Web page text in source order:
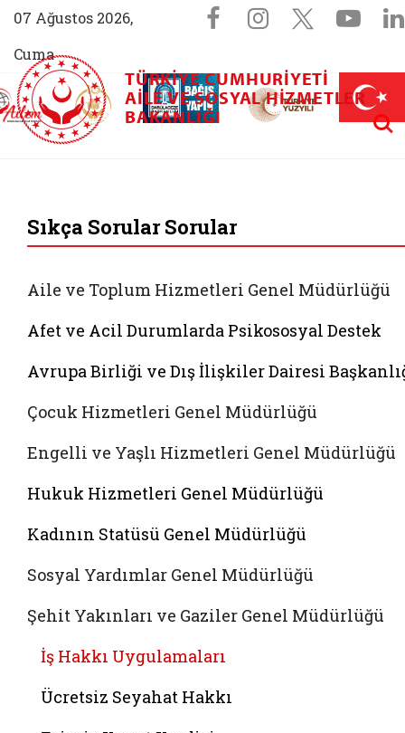
07 Ağustos 2026,
Cuma
Sosyal
Facebook
Instagram
X
Aile (yeni sekmede açılır)
AİLEM İletişim Merkezi (yeni sekmede açılır)
Aile ve Nüfus On Yılı (yeni sekmede açılır)
Darülaceze bağış sayfası (yeni
TÜRKIYE CUMHURIYETI
AILE VE SOSYAL HIZMETLER
BAKANLIĞI
Sıkça Sorular Sorular
Aile ve Toplum Hizmetleri Genel Müdürlüğü
Afet ve Acil Durumlarda Psikososyal Destek
Avrupa Birliği ve Dış İlişkiler Dairesi
Çocuk Hizmetleri Genel Müdürlüğü
Engelli ve Yaşlı Hizmetleri Genel Müdürlüğü
Hukuk Hizmetleri Genel Müdürlüğü
Kadının Statüsü Genel Müdürlüğü
Sosyal Yardımlar Genel Müdürlüğü
Şehit Yakınları ve Gaziler Genel Müdürlüğü
İş Hakkı Uygulamaları
Ücretsiz Seyahat Hakkı